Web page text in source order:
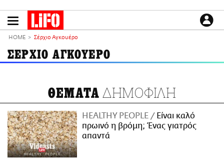
το
LIFO SHOP
ΕΙΔΗΣΕΙΣ
CULTURE
PODCASTS
Plus
HOME Σέρχιο Αγκουέρο
ΣΕΡΧΙΟ ΑΓΚΟΥΕΡΟ
ΘΕΜΑΤΑ ΔΗΜΟΦΙΛΗ
HEALTHY PEOPLE
Είναι καλό
πρωινό η βρόμη; Ένας γιατρός
απαντά